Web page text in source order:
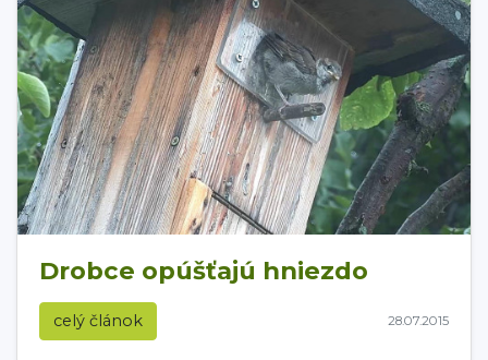
Drobce opúšťajú hniezdo
celý článok 28.07.2015